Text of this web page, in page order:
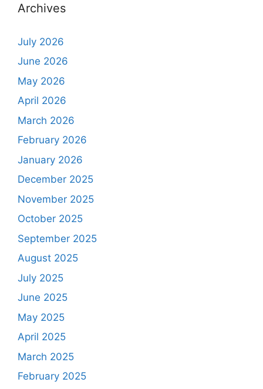
Archives
July 2026
June 2026
May 2026
April 2026
March 2026
February 2026
January 2026
December 2025
November 2025
October 2025
September 2025
August 2025
July 2025
June 2025
May 2025
April 2025
March 2025
February 2025